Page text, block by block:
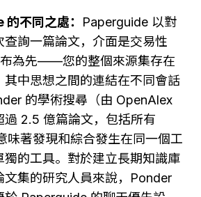
不同之處： Paperguide 以對
詢一篇論文，介面是交易性
為先——您的整個來源集存在
其中思想之間的連結在不同會話
的學術搜尋（由 OpenAlex
過 2.5 億篇論文，包括所有
味著發現和綜合發生在同一個工
獨的工具。對於建立長期知識庫
文集的研究人員來說，Ponder